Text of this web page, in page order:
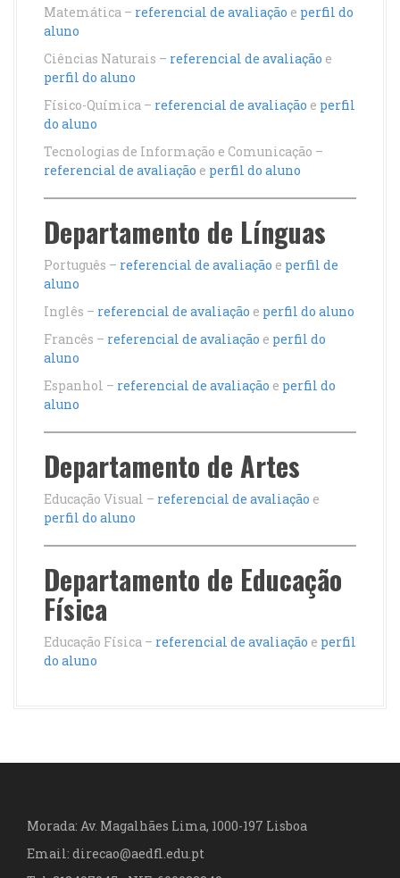
Matemática – referencial de avaliação e perfil do
aluno
Ciências Naturais – referencial de avaliação e
perfil do aluno
Físico-Química – referencial de avaliação e perfil
do aluno
Tecnologias de Informação e Comunicação –
referencial de avaliação e perfil do aluno
Departamento de Línguas
Português – referencial de avaliação e perfil de
aluno
Inglês – referencial de avaliação e perfil do aluno
Francês – referencial de avaliação e perfil do
aluno
Espanhol – referencial de avaliação e perfil do
aluno
Departamento de Artes
Educação Visual – referencial de avaliação e
perfil do aluno
Departamento de Educação
Física
Educação Física – referencial de avaliação e perfil
do aluno
Morada: Av. Magalhães Lima, 1000-197 Lisboa
Email: direcao@aedfl.edu.pt